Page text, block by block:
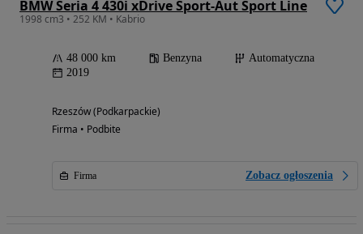
BMW Seria 4 430i xDrive Sport-Aut Sport Line
1998 cm3 • 252 KM • Kabrio
48 000 km Benzyna
Automatyczna
2019
Rzeszów (Podkarpackie)
Firma • Podbite
Firma Zobacz ogłoszenia